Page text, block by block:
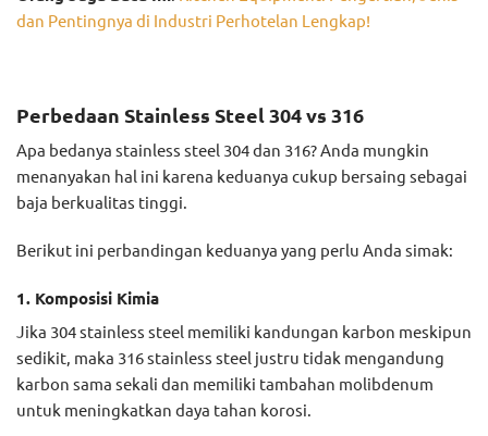
dan Pentingnya di Industri Perhotelan Lengkap!
Perbedaan Stainless Steel 304 vs 316
Apa bedanya stainless steel 304 dan 316? Anda mungkin
menanyakan hal ini karena keduanya cukup bersaing sebagai
baja berkualitas tinggi.
Berikut ini perbandingan keduanya yang perlu Anda simak:
1. Komposisi Kimia
Jika 304 stainless steel memiliki kandungan karbon meskipun
sedikit, maka 316 stainless steel justru tidak mengandung
karbon sama sekali dan memiliki tambahan molibdenum
untuk meningkatkan daya tahan korosi.